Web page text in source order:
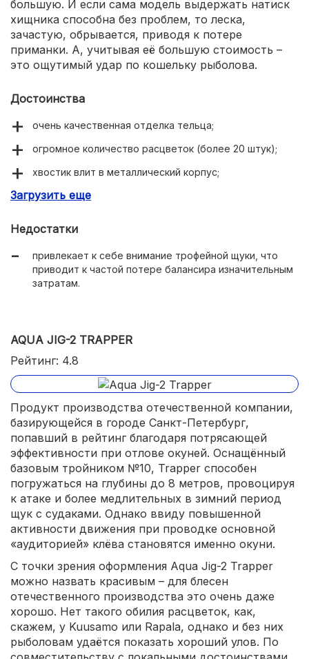
большую. И если сама модель выдержать натиск
хищника способна без проблем, то леска,
зачастую, обрывается, приводя к потере
приманки. А, учитывая её большую стоимость –
это ощутимый удар по кошельку рыболова.
Достоинства
очень качественная отделка тельца;
огромное количество расцветок (более 20 штук);
хвостик влит в металлический корпус;
равномерная игра с возможностью ускорения/
Загрузить еще
Недостатки
привлекает к себе внимание трофейной щуки, что
приводит к частой потере балансира изначительным
затратам.
AQUA JIG-2 TRAPPER
Рейтинг: 4.8
Продукт производства отечественной компании,
базирующейся в городе Санкт-Петербург,
попавший в рейтинг благодаря потрясающей
эффективности при отлове окуней. Оснащённый
базовым тройником №10, Trapper способен
погружаться на глубины до 8 метров, провоцируя
к атаке и более медлительных в зимний период
щук с судаками. Однако ввиду повышенной
активности движения при проводке основной
«аудиторией» клёва становятся именно окуни.
С точки зрения оформления Aqua Jig-2 Trapper
можно назвать красивым – для блесен
отечественного производства это очень даже
хорошо. Нет такого обилия расцветок, как,
скажем, у Kuusamo или Rapala, однако и без них
рыболовам удаётся показать хороший улов. По